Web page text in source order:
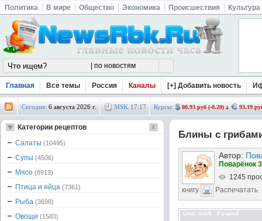
Политика В мире Общество Экономика Происшествия Культура
Главная Все темы Россия Каналы [+] Добавить новость
Сегодня: 6 августа 2026 г. MSK 17:17 Курсы: 80.93 руб (-0.20) 93.19
Блины с
Автор:
Поварёнок
1245
книгу
Распечатать
Категории рецептов
Салаты (10495)
Супы (4506)
Мясо (8919)
Птица и яйца (7361)
Рыба (3698)
Овощи (1583)